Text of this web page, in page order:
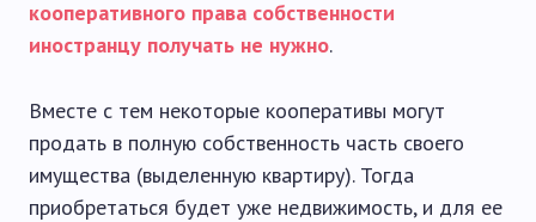
кооперативного права собственности
иностранцу получать не нужно.
Вместе с тем некоторые кооперативы могут
продать в полную собственность часть своего
имущества (выделенную квартиру). Тогда
приобретаться будет уже недвижимость, и для ее